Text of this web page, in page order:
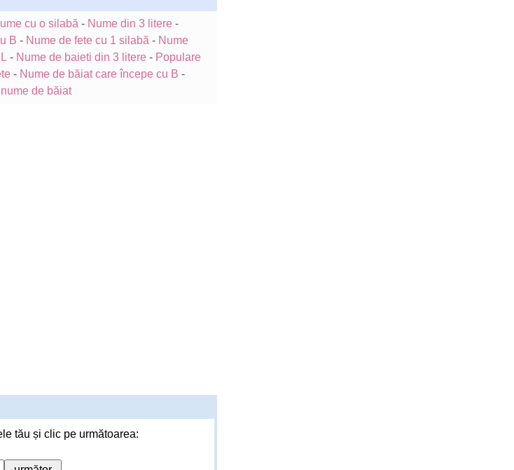
cu o silabă - Nume din 3 litere-
B - Nume de fete cu 1 silabă - Nume
- Nume de baieti din 3 litere- Populare
- Nume de băiat care începe cu B -
de băiat
tău și clic pe următoarea: